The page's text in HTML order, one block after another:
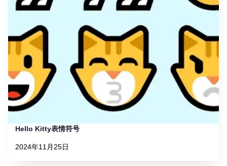
Hello Kitty表情符号
2024年11月25日